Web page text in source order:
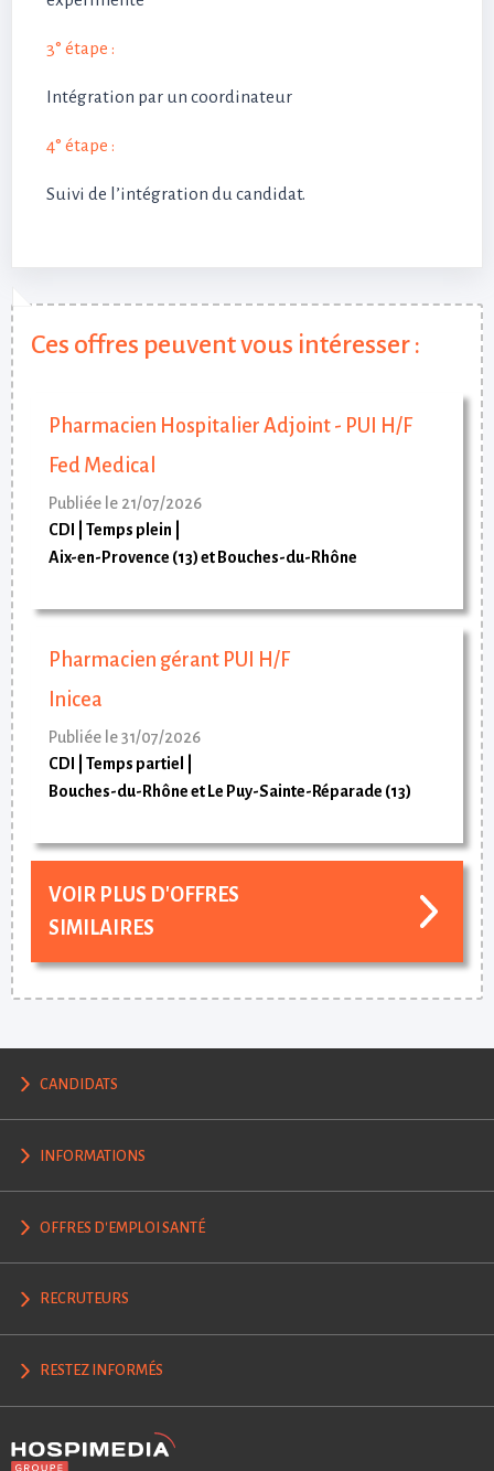
3° étape :
Intégration par un coordinateur
4° étape :
Suivi de l’intégration du candidat.
Ces offres peuvent vous intéresser :
Pharmacien Hospitalier Adjoint - PUI H/F
Fed Medical
Publiée le 21/07/2026
CDI
Temps plein
Aix-en-Provence (13) et Bouches-du-Rhône
Pharmacien gérant PUI H/F
Inicea
Publiée le 31/07/2026
CDI
Temps partiel
Bouches-du-Rhône et Le Puy-Sainte-Réparade (13)
VOIR PLUS D'OFFRES
SIMILAIRES
CANDIDATS
INFORMATIONS
OFFRES D'EMPLOI SANTÉ
RECRUTEURS
RESTEZ INFORMÉS